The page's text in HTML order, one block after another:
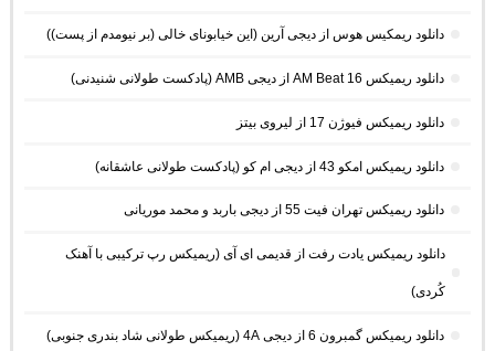
دانلود ریمکیس هوس از دیجی آرین (این خیابونای خالی (بر نیومدم از پست))
دانلود ریمیکس AM Beat 16 از دیجی AMB (پادکست طولانی شنیدنی)
دانلود ریمیکس فیوژن 17 از لیروی بیتز
دانلود ریمیکس امکو 43 از دیجی ام کو (پادکست طولانی عاشقانه)
دانلود ریمیکس تهران فیت 55 از دیجی باربد و محمد موریانی
دانلود ریمیکس یادت رفت از قدیمی ای آی (ریمیکس رپ ترکیبی با آهنک
کُردی)
دانلود ریمیکس گمبرون 6 از دیجی 4A (ریمیکس طولانی شاد بندری جنوبی)